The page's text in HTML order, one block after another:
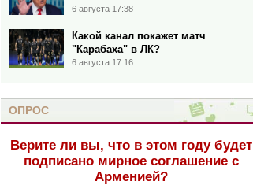
6 августа 17:38
Какой канал покажет матч
"Карабаха" в ЛК?
6 августа 17:16
ОПРОС
Верите ли вы, что в этом году будет
подписано мирное соглашение с
Арменией?